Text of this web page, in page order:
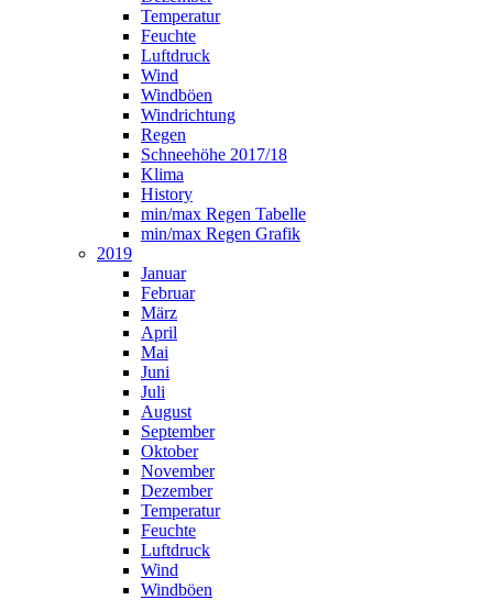
Temperatur
Feuchte
Luftdruck
Wind
Windböen
Windrichtung
Regen
Schneehöhe 2017/18
Klima
History
min/max Regen Tabelle
min/max Regen Grafik
2019
Januar
Februar
März
April
Mai
Juni
Juli
August
September
Oktober
November
Dezember
Temperatur
Feuchte
Luftdruck
Wind
Windböen